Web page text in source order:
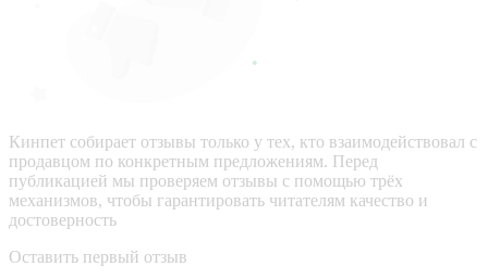
Кинпет собирает отзывы только у тех, кто взаимодействовал с
продавцом по конкретным предложениям. Перед
публикацией мы проверяем отзывы с помощью трёх
механизмов, чтобы гарантировать читателям качество и
достоверность
Оставить первый отзыв